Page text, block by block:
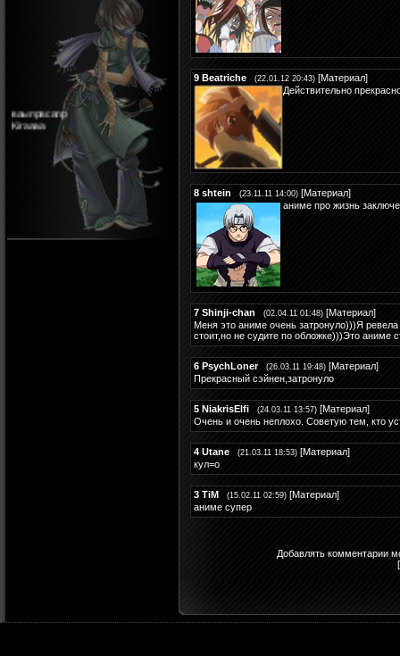
ваыпрвсапр
Kiraaaa
9 Beatriche (22.01.12 20:43) [Материал]
Действительно
8 shtein (23.11.11 14:00) [Материал]
аниме про жизнь
7 Shinji-chan (02.04.11 01:48) [Материал]
Меня это аниме очень затронуло)))Я
стоит,но не судите по обложке)))Это
6 PsychLoner (26.03.11 19:48) [Материал]
Прекрасный сэйнен,затронуло
5 NiakrisElfi (24.03.11 13:57) [Материал]
Очень и очень неплохо. Советую тем, кто
4 Utane (21.03.11 18:53) [Материал]
кул=о
3 TiM (15.02.11 02:59) [Материал]
аниме супер
Добавлять комментарии